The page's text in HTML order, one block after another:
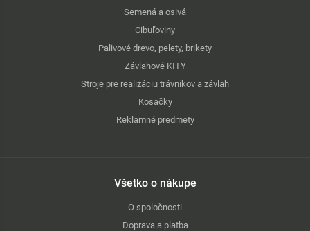
Semená a osivá
Cibuľoviny
Palivové drevo, pelety, brikety
Závlahové KITY
Stroje pre realizáciu trávnikov a závlah
Kosačky
Reklamné predmety
Všetko o nákupe
O spoločnosti
Doprava a platba